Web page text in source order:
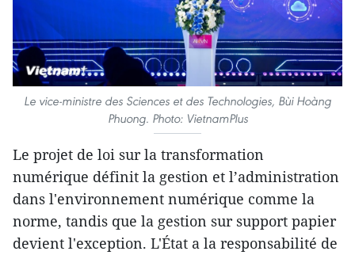
Le vice-ministre des Sciences et des Technologies, Bùi Hoàng
Phuong. Photo: VietnamPlus
Le projet de loi sur la transformation
numérique définit la gestion et l’administration
dans l'environnement numérique comme la
norme, tandis que la gestion sur support papier
devient l'exception. L'État a la responsabilité de